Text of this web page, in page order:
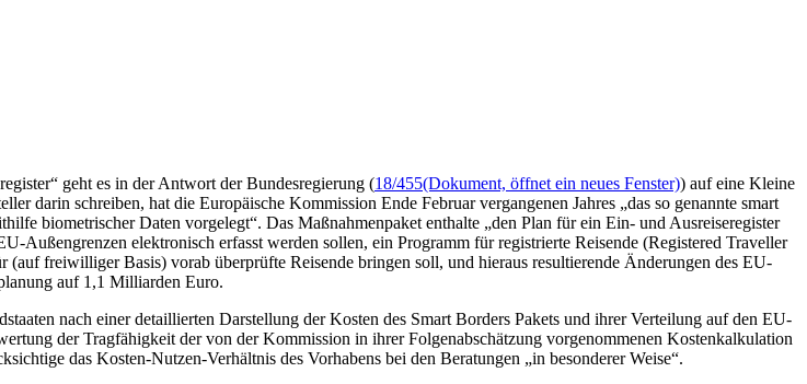
geht es in der Antwort der Bundesregierung (18/455(Dokument, öffnet ein neues Fenster)) auf eine Kleine
darin schreiben, hat die Europäische Kommission Ende Februar vergangenen Jahres „das so genannte smart
biometrischer Daten vorgelegt“. Das Maßnahmenpaket enthalte „den Plan für ein Ein- und Ausreiseregister
Außengrenzen elektronisch erfasst werden sollen, ein Programm für registrierte Reisende (Registered Traveller
freiwilliger Basis) vorab überprüfte Reisende bringen soll, und hieraus resultierende Änderungen des EU-
auf 1,1 Milliarden Euro.
nach einer detaillierten Darstellung der Kosten des Smart Borders Pakets und ihrer Verteilung auf den EU-
der Tragfähigkeit der von der Kommission in ihrer Folgenabschätzung vorgenommenen Kostenkalkulation
das Kosten-Nutzen-Verhältnis des Vorhabens bei den Beratungen „in besonderer Weise“.